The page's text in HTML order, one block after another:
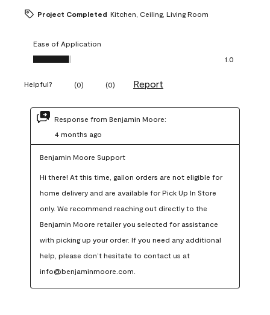
Project Completed Kitchen, Ceiling, Living Room
Ease of Application
Ease of Application, 1.0 out of 5
1.0
Helpful? (0) (0) Report
Response from Benjamin Moore:
4 months ago
Benjamin Moore Support
Hi there! At this time, gallon orders are not eligible for
home delivery and are available for Pick Up In Store
only. We recommend reaching out directly to the
Benjamin Moore retailer you selected for assistance
with picking up your order. If you need any additional
help, please don’t hesitate to contact us at
info@benjaminmoore.com.